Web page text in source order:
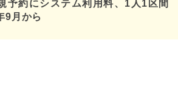
予約にシステム利用料、1人1区間
9月から